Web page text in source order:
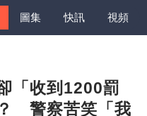
圖集 快訊 視頻
「收到1200罰
警察苦笑「我